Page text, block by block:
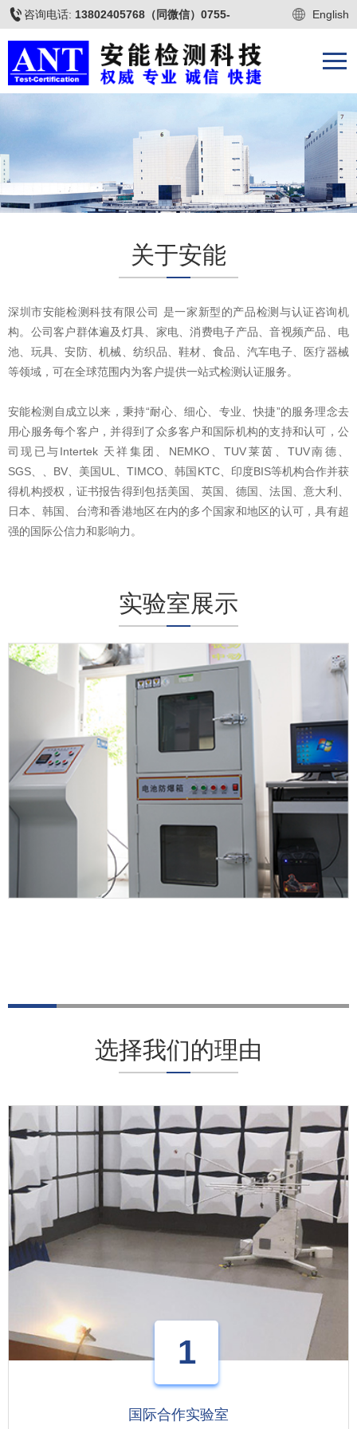
咨询电话: 13802405768（同微信）0755-
English
关于安能
深圳市安能检测科技有限公司 是一家新型的产品检测与认证咨询机
构。公司客户群体遍及灯具、家电、消费电子产品、音视频产品、电
池、玩具、安防、机械、纺织品、鞋材、食品、汽车电子、医疗器械
等领域，可在全球范围内为客户提供一站式检测认证服务。
安能检测自成立以来，秉持“耐心、细心、专业、快捷”的服务理念去
用心服务每个客户，并得到了众多客户和国际机构的支持和认可，公
司现已与Intertek 天祥集团、NEMKO、TUV莱茵、TUV南德、
SGS、、BV、美国UL、TIMCO、韩国KTC、印度BIS等机构合作并获
得机构授权，证书报告得到包括美国、英国、德国、法国、意大利、
日本、韩国、台湾和香港地区在内的多个国家和地区的认可，具有超
强的国际公信力和影响力。
实验室展示
选择我们的理由
1
国际合作实验室